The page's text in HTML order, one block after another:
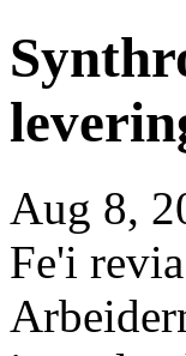
Aug 8,
Fe'i